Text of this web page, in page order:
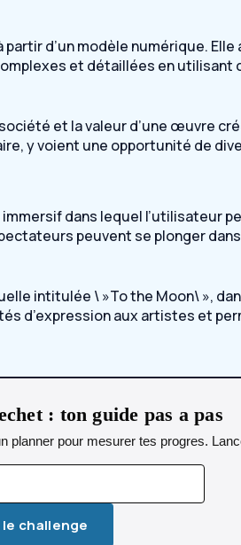
d’un modèle numérique.
et détaillées en utilisant
et la valeur d’une œuvre
y voient une opportunité de
dans lequel l’utilisateur
peuvent se plonger
intitulée \ »To the Moon\ »,
d’expression aux artistes et
: ton guide pas a pas
pour mesurer tes progres.
challenge